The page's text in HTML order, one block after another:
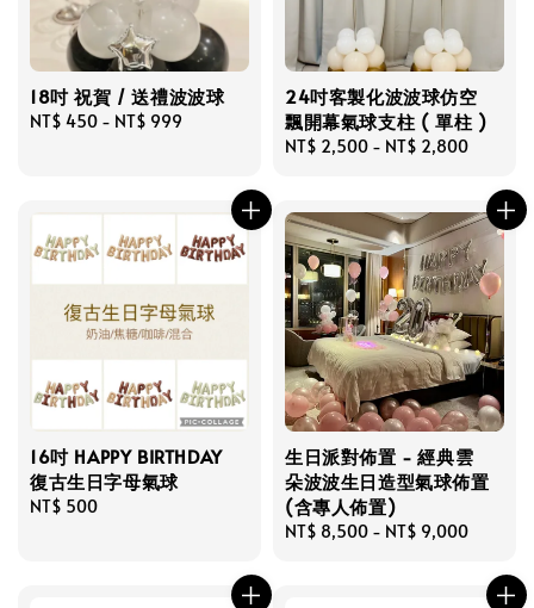
18吋 祝賀 / 送禮波波球
Regular
NT$ 450 - NT$ 999
24吋客製化波波球仿空
飄開幕氣球支柱 ( 單柱 )
Regular
NT$ 2,500 - NT$ 2,800
16吋 HAPPY BIRTHDAY
復古生日字母氣球
Regular
NT$ 500
生日派對佈置 - 經典雲
朵波波生日造型氣球佈置
(含專人佈置)
Regular
NT$ 8,500 - NT$ 9,000